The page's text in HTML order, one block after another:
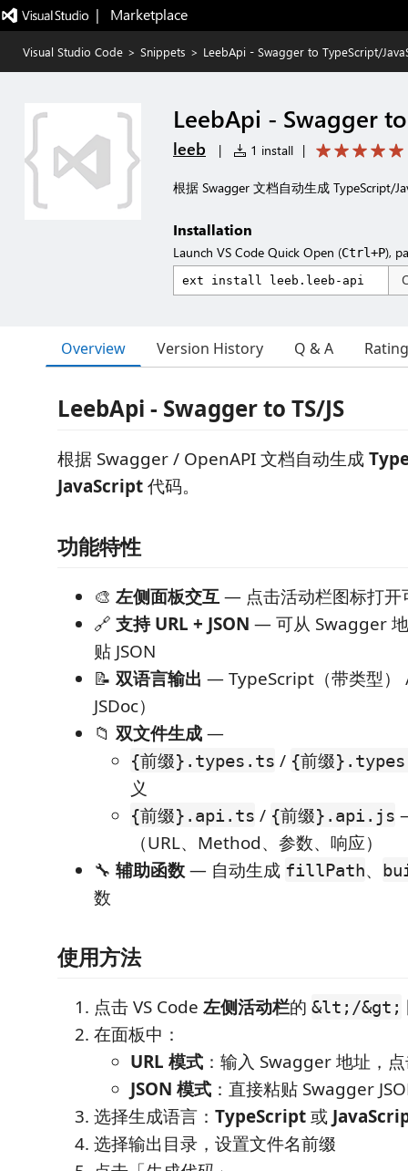
|   Marketplace
Visual Studio Code > Snippets > LeebApi - Swagger to TypeScript/
LeebApi - Swagger
leeb | 1 install |
根据 Swagger 文档自动生成 TypeScript/
Installation
Launch VS Code Quick Open (Ctrl+P),
Overview Version History Q & A
LeebApi - Swagger to TS/JS
根据 Swagger / OpenAPI 文档自动生成
JavaScript代码。
功能特性
🎨 左侧面板交互— 点击活动栏图标打开
🔗 支持 URL + JSON — 可从 Swagger
贴 JSON
📝 双语言输出 — TypeScript（带类型）
JSDoc）
📁 双文件生成—
{前缀}.types.ts / {前缀
义
{前缀}.api.ts / {前缀}.api.js
（URL、Method、参数、响应）
🔧 辅助函数— 自动生成 fillPath、
数
使用方法
点击 VS Code 左侧活动栏的 &lt;/&gt;
在面板中：
URL 模式 ：输入 Swagger 地址，
JSON 模式 ：直接粘贴 Swagger
选择生成语言： TypeScript或
选择输出目录，设置文件名前缀